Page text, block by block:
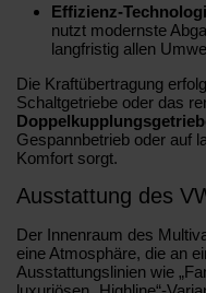
Effizienz-
nutzt modernste
langfristig allen
Die Kraftübertragung
Schaltgetriebe oder das
Gespannbetrieb oder auf
Komfort sorgt.
Ausstattung des
Der Innenraum des
eine Atmosphäre, die an
Ausstattungslinien wie